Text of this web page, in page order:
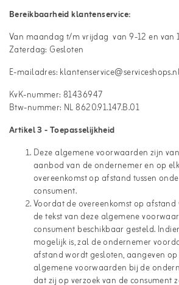
Bereikbaarheid klantenservice:
Van maandag t/m vrijdag van 9-12 en van
Zaterdag: Gesloten
E-mailadres:
KvK-nummer: 81436947
Btw-nummer: NL 8620.91.147.B.01
Artikel 3 - Toepasselijkheid
Deze algemene voorwaarden zijn
aanbod van de ondernemer en op
overeenkomst op afstand tussen
consument.
Voordat de overeenkomst op
de tekst van deze algemene
consument beschikbaar gesteld.
mogelijk is, zal de ondernemer
afstand wordt gesloten, aangeven
algemene voorwaarden bij de
dat zij op verzoek van de consument